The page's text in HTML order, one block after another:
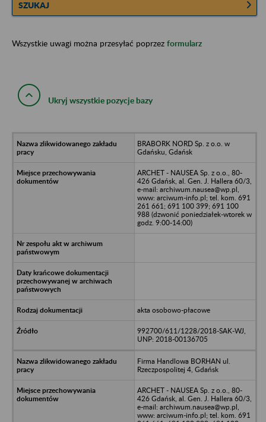
SZUKAJ
Wszystkie uwagi można przesyłać poprzez formularz
Ukryj wszystkie pozycje bazy
BRABORK NORD Sp. z o.o. w
Gdańsku, Gdańsk
ARCHET - NAUSEA Sp. z o.o., 80-
426 Gdańsk, al. Gen. J. Hallera 60/3,
e-mail: archiwum.nausea@wp.pl,
www: arciwum-info.pl; tel. kom. 691
261 661; 691 100 399; 691 100
988 (dzwonić poniedziałek-wtorek w
godz. 9:00-14:00)
akta osobowo-płacowe
992700/611/1228/2018-SAK-WJ,
UNP: 2018-00136705
Firma Handlowa BORHAN ul.
Rzeczpospolitej 4, Gdańsk
ARCHET - NAUSEA Sp. z o.o., 80-
426 Gdańsk, al. Gen. J. Hallera 60/3,
e-mail: archiwum.nausea@wp.pl,
www: arciwum-info.pl; tel. kom. 691